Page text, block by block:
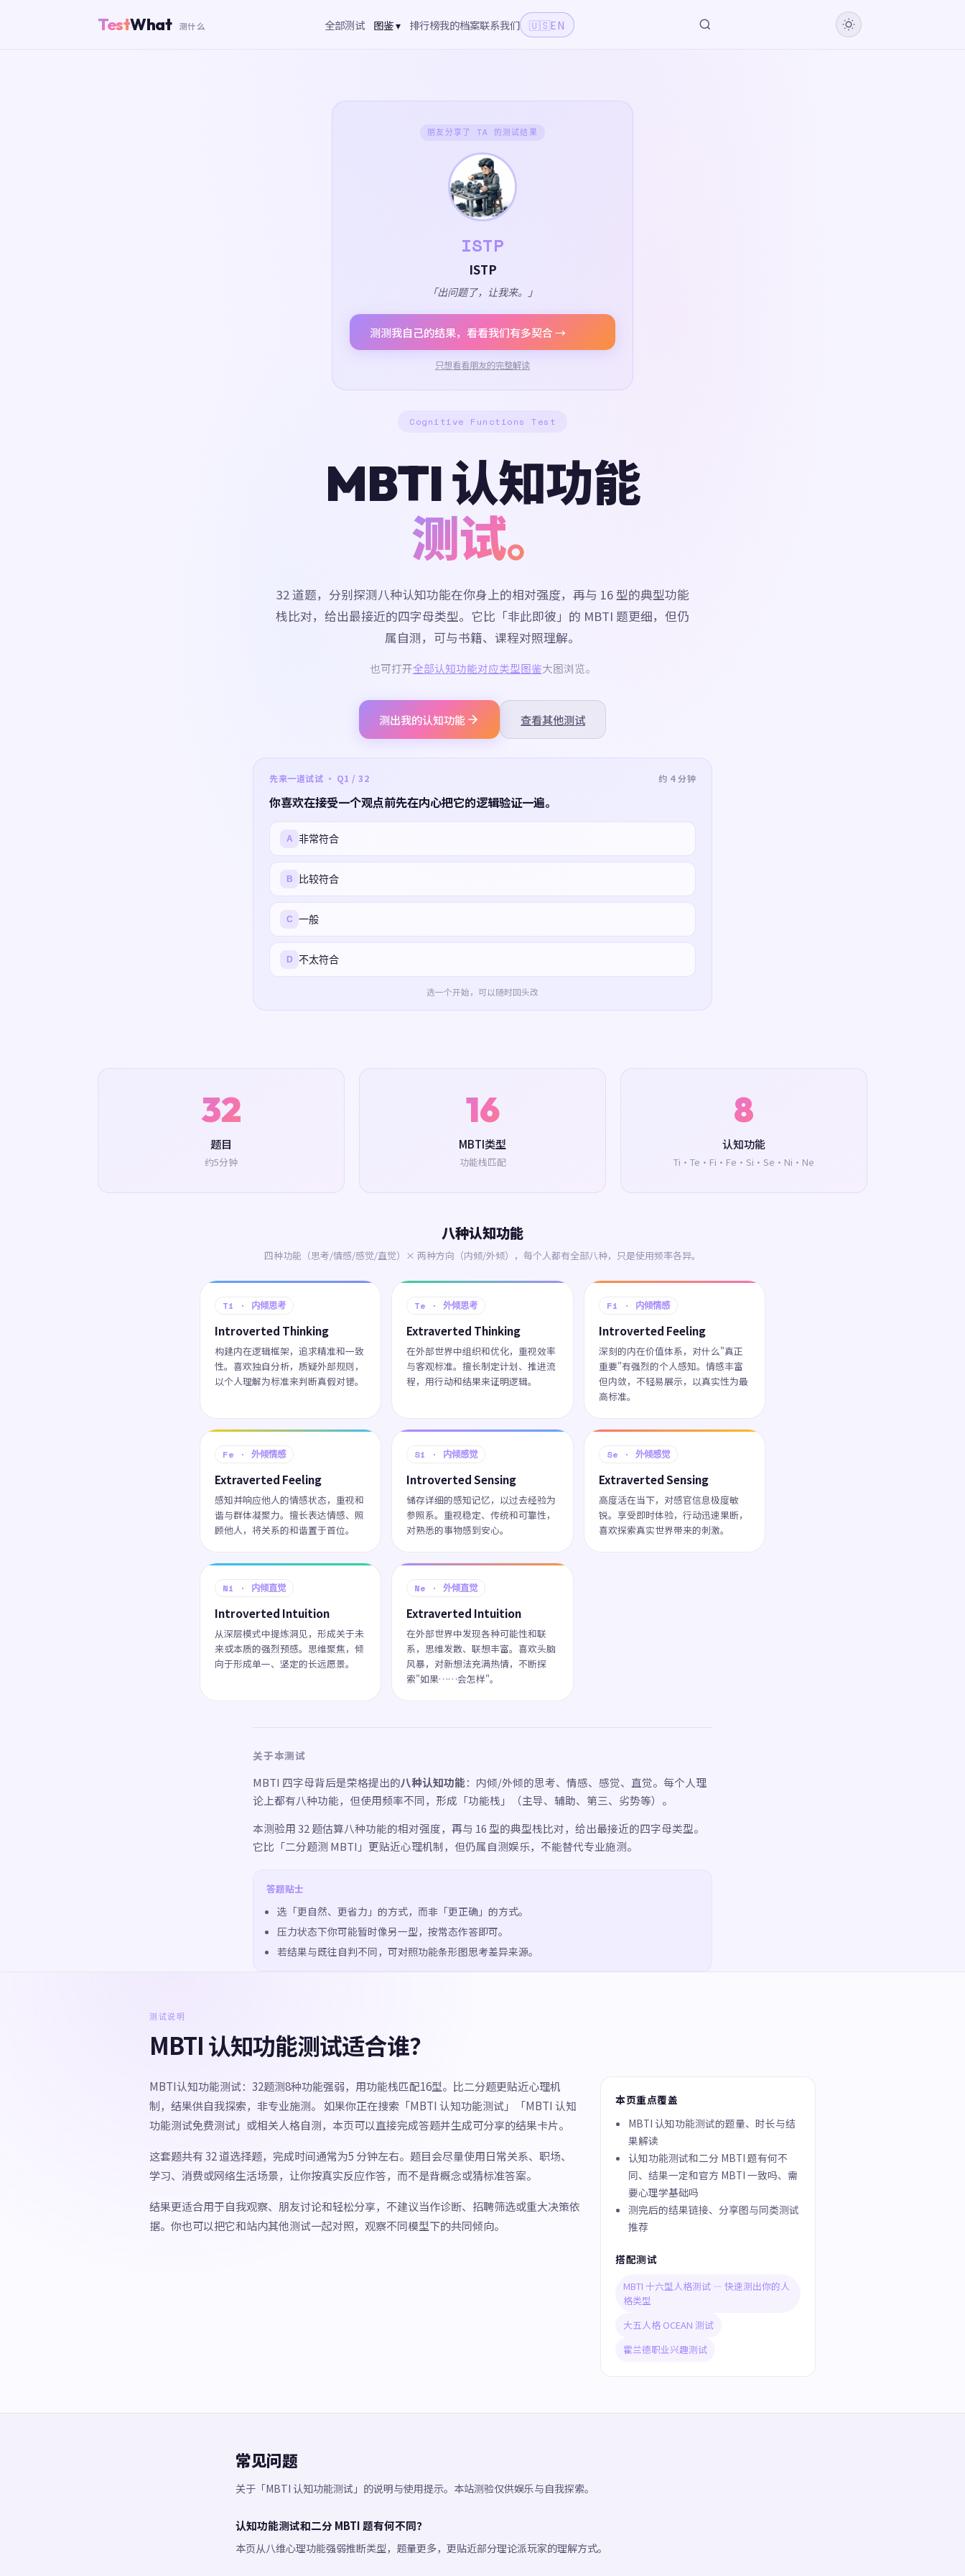
TestWhat 测什么 全部测试 图鉴 ▾ 排行榜我的档案联系我们 🇺🇸EN
朋友分享了 TA 的测试结果
ISTP
ISTP
「出问题了，让我来。」
测测我自己的结果，看看我们有多契合 →
只想看看朋友的完整解读
Cognitive Functions Test
MBTI 认知功能
测试。
32 道题，分别探测八种认知功能在你身上的相对强度，再与 16 型的典型功能
栈比对，给出最接近的四字母类型。它比「非此即彼」的 MBTI 题更细，但仍
属自测，可与书籍、课程对照理解。
也可打开全部认知功能对应类型图鉴大图浏览。
测出我的认知功能 查看其他测试
先来一道试试 · Q1 / 32 约 4 分钟
你喜欢在接受一个观点前先在内心把它的逻辑验证一遍。
A 非常符合
B 比较符合
C 一般
D 不太符合
选一个开始，可以随时回头改
32
题目
约5分钟
16
MBTI类型
功能栈匹配
8
认知功能
Ti·Te·Fi·Fe·Si·Se·Ni·Ne
八种认知功能
四种功能（思考/情感/感觉/直觉）× 两种方向（内倾/外倾），每个人都有全部八种，只是使用频率各异。
Ti · 内倾思考
Introverted Thinking
构建内在逻辑框架，追求精准和一致
性。喜欢独自分析，质疑外部规则，
以个人理解为标准来判断真假对错。
Te · 外倾思考
Extraverted Thinking
在外部世界中组织和优化，重视效率
与客观标准。擅长制定计划、推进流
程，用行动和结果来证明逻辑。
Fi · 内倾情感
Introverted Feeling
深刻的内在价值体系，对什么"真正
重要"有强烈的个人感知。情感丰富
但内敛，不轻易展示，以真实性为最
高标准。
Fe · 外倾情感
Extraverted Feeling
感知并响应他人的情感状态，重视和
谐与群体凝聚力。擅长表达情感、照
顾他人，将关系的和谐置于首位。
Si · 内倾感觉
Introverted Sensing
储存详细的感知记忆，以过去经验为
参照系。重视稳定、传统和可靠性，
对熟悉的事物感到安心。
Se · 外倾感觉
Extraverted Sensing
高度活在当下，对感官信息极度敏
锐。享受即时体验，行动迅速果断，
喜欢探索真实世界带来的刺激。
Ni · 内倾直觉
Introverted Intuition
从深层模式中提炼洞见，形成关于未
来或本质的强烈预感。思维聚焦，倾
向于形成单一、坚定的长远愿景。
Ne · 外倾直觉
Extraverted Intuition
在外部世界中发现各种可能性和联
系，思维发散、联想丰富。喜欢头脑
风暴，对新想法充满热情，不断探
索"如果……会怎样"。
关于本测试
MBTI 四字母背后是荣格提出的八种认知功能：内倾/外倾的思考、情感、感觉、直觉。每个人理
论上都有八种功能，但使用频率不同，形成「功能栈」（主导、辅助、第三、劣势等）。
本测验用 32 题估算八种功能的相对强度，再与 16 型的典型栈比对，给出最接近的四字母类型。
它比「二分题测 MBTI」更贴近心理机制，但仍属自测娱乐，不能替代专业施测。
答题贴士
选「更自然、更省力」的方式，而非「更正确」的方式。
压力状态下你可能暂时像另一型，按常态作答即可。
若结果与既往自判不同，可对照功能条形图思考差异来源。
测试说明
MBTI 认知功能测试适合谁？
MBTI认知功能测试：32题测8种功能强弱，用功能栈匹配16型。比二分题更贴近心理机
制，结果供自我探索，非专业施测。 如果你正在搜索「MBTI 认知功能测试」「MBTI 认知
功能测试免费测试」或相关人格自测，本页可以直接完成答题并生成可分享的结果卡片。
这套题共有 32 道选择题，完成时间通常为5 分钟左右。题目会尽量使用日常关系、职场、
学习、消费或网络生活场景，让你按真实反应作答，而不是背概念或猜标准答案。
结果更适合用于自我观察、朋友讨论和轻松分享，不建议当作诊断、招聘筛选或重大决策依
据。你也可以把它和站内其他测试一起对照，观察不同模型下的共同倾向。
本页重点覆盖
MBTI 认知功能测试的题量、时长与结
果解读
认知功能测试和二分 MBTI 题有何不
同、结果一定和官方 MBTI 一致吗、需
要心理学基础吗
测完后的结果链接、分享图与同类测试
推荐
搭配测试
MBTI 十六型人格测试 — 快速测出你的人
格类型
大五人格 OCEAN 测试
霍兰德职业兴趣测试
常见问题
关于「MBTI 认知功能测试」的说明与使用提示。本站测验仅供娱乐与自我探索。
认知功能测试和二分 MBTI 题有何不同？
本页从八维心理功能强弱推断类型，题量更多，更贴近部分理论派玩家的理解方式。